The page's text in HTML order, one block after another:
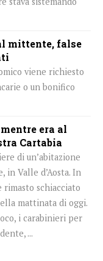
mittente, false
viene richiesto
o un bonifico
era al
Cartabia
di un’abitazione
Valle d’Aosta. In
rimasto schiacciato
mattinata di oggi.
i carabinieri per
...